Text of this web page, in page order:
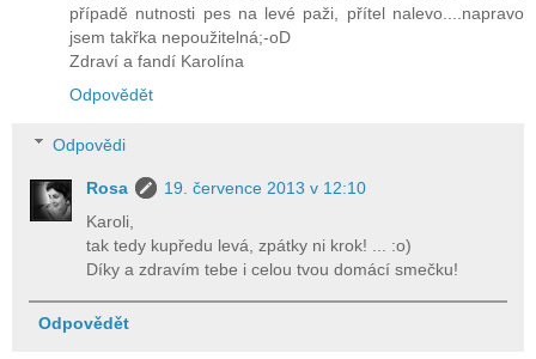
případě nutnosti pes na levé paži, přítel nalevo....napravo
jsem takřka nepoužitelná;-oD
Zdraví a fandí Karolína
Odpovědět
Odpovědi
Rosa
19. července 2013 v 12:10
Karoli,
tak tedy kupředu levá, zpátky ni krok! ... :o)
Díky a zdravím tebe i celou tvou domácí smečku!
Odpovědět